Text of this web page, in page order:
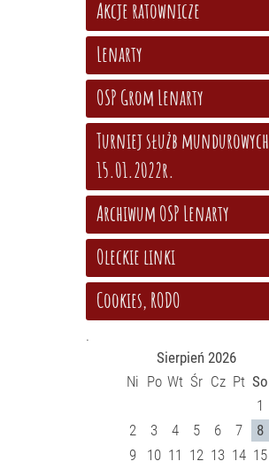
Akcje ratownicze
Lenarty
OSP Grom Lenarty
Turniej służb mundurowych
15.01.2022r.
Archiwum OSP Lenarty
Oleckie linki
Cookies, RODO
.
Sierpień 2026
Ni Po Wt Śr Cz Pt So
1
2
3 4 5 6 7
8
9
10 11 12 13 14 15